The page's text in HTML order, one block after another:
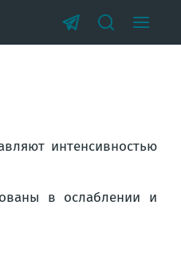
интенсивностью
в ослаблении и